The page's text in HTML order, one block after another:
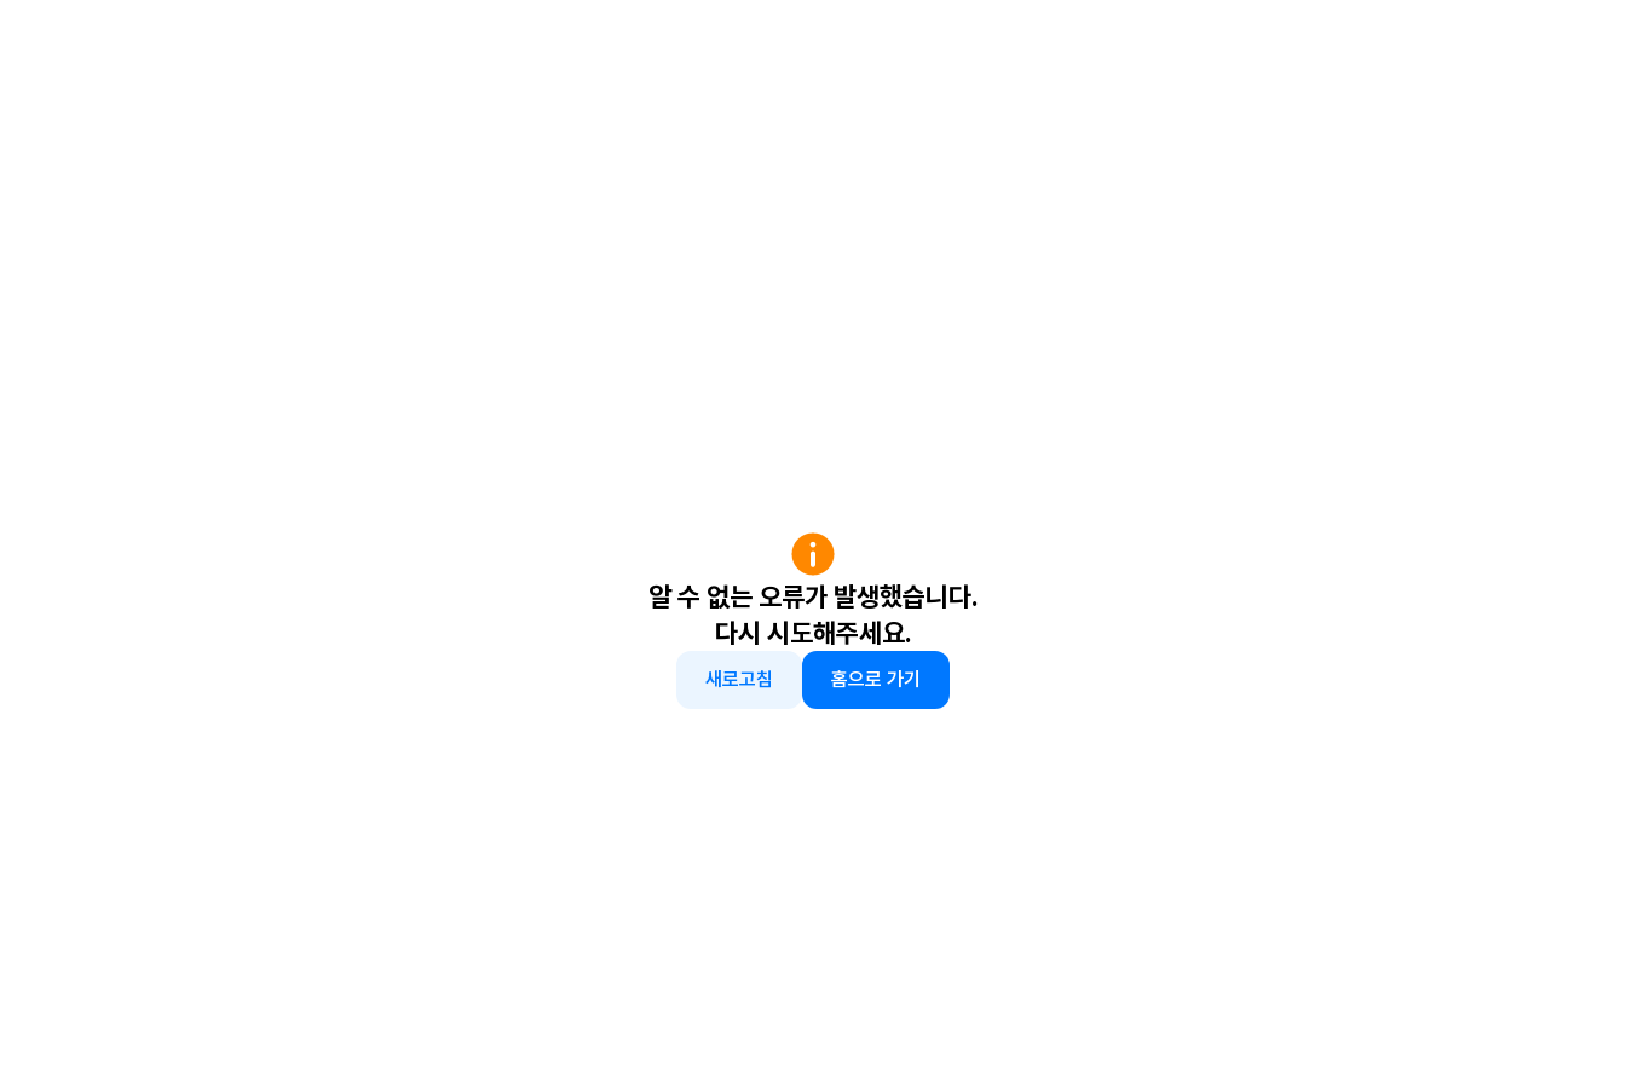
알 수 없는 오류가 발생했습니다.
다시 시도해주세요.
새로고침 홈으로 가기